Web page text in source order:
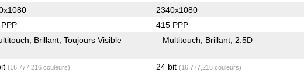
2340x1080
415 PPP
Brillant Toujours Visible Multitouch Brillant 2.5D
(16,777,216 couleurs) 24 bit (16,777,216 couleurs)